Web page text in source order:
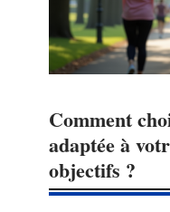
Comment
adaptée à
objectifs ?